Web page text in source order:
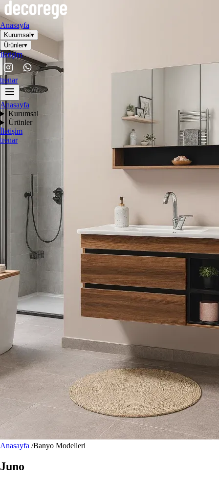
Anasayfa
Kurumsal▾
Ürünler▾
İletişim
trenar
Anasayfa
Kurumsal
Ürünler
İletişim
trenar
Anasayfa /Banyo Modelleri
Juno